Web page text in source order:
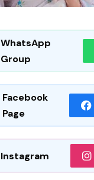
WhatsApp
Group
Facebook
Page
Instagram